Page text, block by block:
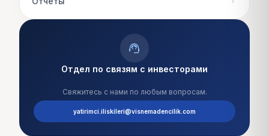
support_agent
Отдел по связям с инвесторами
Свяжитесь с нами по любым вопросам.
yatirimci.iliskileri@visnemadencilik.com